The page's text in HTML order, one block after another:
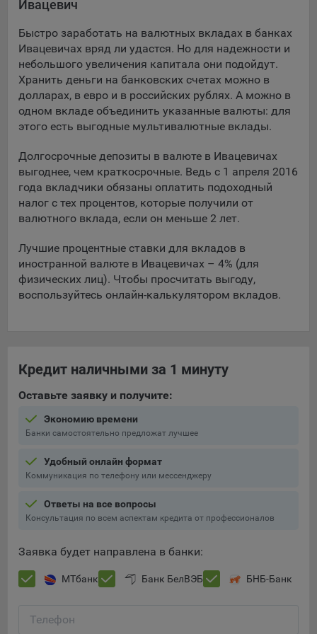
Подобные функции улучшают условия работы
9.3. Файлы cookie предпочтений, например, для настройки
контента. Данные файлы cookie собирают информацию о
выборе пользователя на сайте и его предпочтениях и
позволяют Обществу «запомнить» информацию о
выбранном пользователем городе и других местных
настройках для того, чтобы соответствующим образом
9.4. Аналитические файлы cookie, например
Яндекс.Метрика, Google Analytics. Данные файлы cookie
собирают информацию о том, как пользователь
использовал сайты, и позволяют Обществу вносить в них
улучшения.
Аналитические файлы cookie показывают, какие страницы
сайта Общества посещаются чаще всего, помогают
выявлять трудности, возникающие при использовании
сайта, а также позволяют оценить эффективность
9.5. Файлы cookie, применяемые для определения целевой
аудитории и в рекламных целях, например Яндекс.Метрика,
Технические/Функциональные, хранятся не более года;
Необходимые для функционирования веб-аналитических
платформ «Google Analytics», «Яндекс.Метрика»
передаются третьим лицам, часть из которых хранятся во
время пользования сайтом;
Остальные - не более года.
Отключение аналитических файлов cookie не позволяет
определять предпочтения пользователей сайта, в том числе
меры по совершенствованию работы сайта исходя из
Ивацевич
Быстро заработать на валютных вкладах в банках
Ивацевичах вряд ли удастся. Но для надежности и
небольшого увеличения капитала они подойдут.
Хранить деньги на банковских счетах можно в
долларах, в евро и в российских рублях. А можно в
одном вкладе объединить указанные валюты: для
этого есть выгодные мультивалютные вклады.
Долгосрочные депозиты в валюте в Ивацевичах
выгоднее, чем краткосрочные. Ведь с 1 апреля 2016
года вкладчики обязаны оплатить подоходный
налог с тех процентов, которые получили от
валютного вклада, если он меньше 2 лет.
Лучшие процентные ставки для вкладов в
иностранной валюте в Ивацевичах – 4% (для
физических лиц). Чтобы просчитать выгоду,
воспользуйтесь онлайн-калькулятором вкладов.
Кредит наличными за 1 минуту
Оставьте заявку и получите:
Экономию времени
Банки самостоятельно предложат лучшее
Удобный онлайн формат
Коммуникация по телефону или мессенджеру
Ответы на все вопросы
Консультация по всем аспектам кредита от профессионалов
Заявка будет направлена в банки:
МТбанк Банк БелВЭБ БНБ-Банк
Телефон